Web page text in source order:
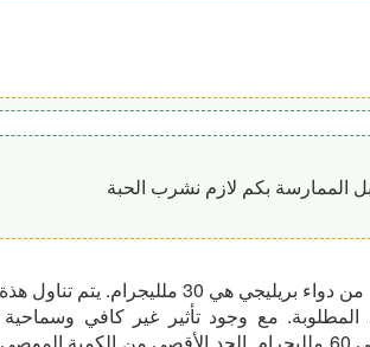
الممارسة بكم لازم نشرب الحبة